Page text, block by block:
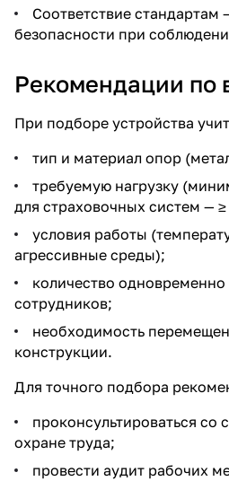
Соответствие стандартам
безопасности при
Рекомендации по
При подборе устройства
тип и материал опор
требуемую нагрузку
для страховочных систем —
условия работы
агрессивные среды);
количество
сотрудников;
необходимость
конструкции.
Для точного подбора
проконсультироваться со
охране труда;
провести аудит рабочих